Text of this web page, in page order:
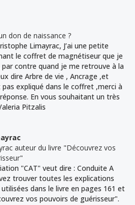
don de naissance ?
Limayrac, J’ai une petite
le coffret de magnétiseur que je
contre quand je me retrouve à la
dire Arbre de vie , Ancrage ,et
pas expliqué dans le coffret ,merci à
En vous souhaitant un très
Pitzalis
auteur du livre "Découvrez vos
"CAT" veut dire : Conduite A
trouver toutes les explications
dans le livre en pages 161 et
vos pouvoirs de guérisseur".